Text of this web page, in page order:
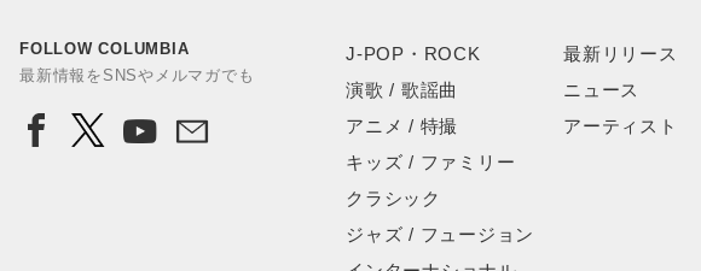
FOLLOW COLUMBIA
最新情報をSNSやメルマガでも
J-POP・ROCK
演歌 / 歌謡曲
アニメ / 特撮
キッズ / ファミリー
クラシック
ジャズ / フュージョン
最新リリース
ニュース
アーティスト